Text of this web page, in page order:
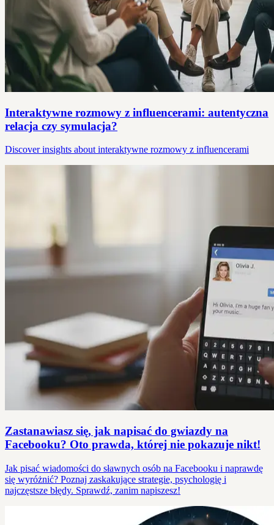
Interaktywne rozmowy z influencerami: autentyczna
relacja czy symulacja?
Discover insights about interaktywne rozmowy z influencerami
Zastanawiasz się, jak napisać do gwiazdy na
Facebooku? Oto prawda, której nie pokazuje nikt!
Jak pisać wiadomości do sławnych osób na Facebooku i naprawdę
się wyróżnić? Poznaj zaskakujące strategie, psychologię i
najczęstsze błędy. Sprawdź, zanim napiszesz!